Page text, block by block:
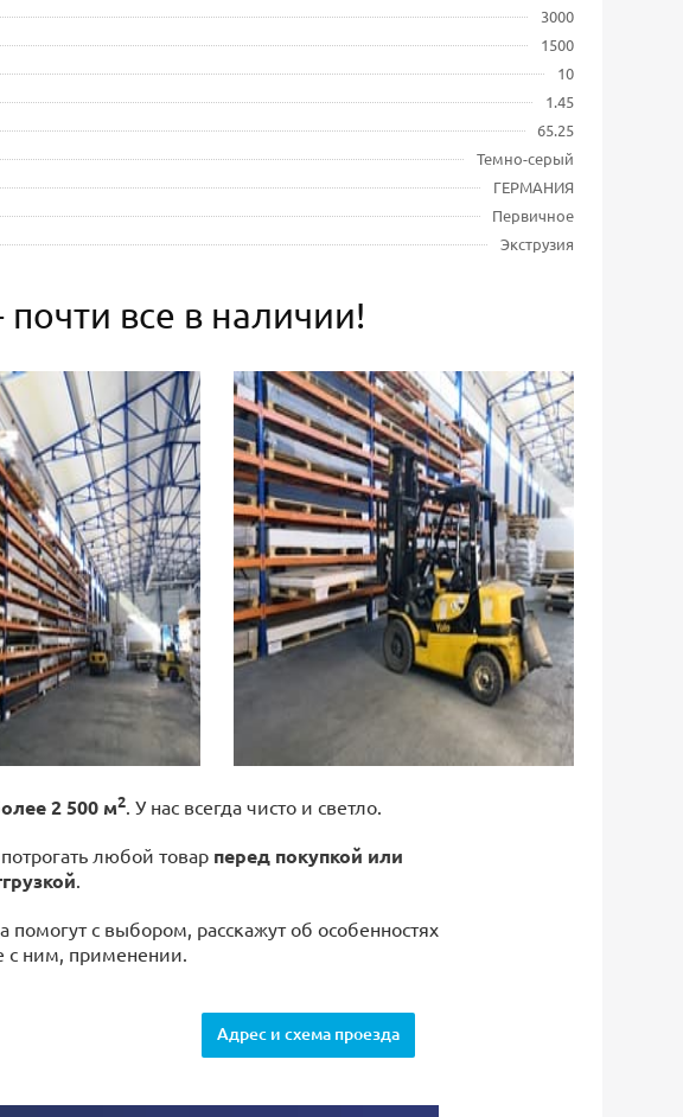
3000
1500
10
1.45
65.25
Темно-серый
ГЕРМАНИЯ
Первичное
Экструзия
все в наличии!
2 500 м2. У нас всегда чисто и светло.
любой товар перед покупкой или
.
помогут с выбором, расскажут об особенностях
с ним, применении.
Адрес и схема проезда